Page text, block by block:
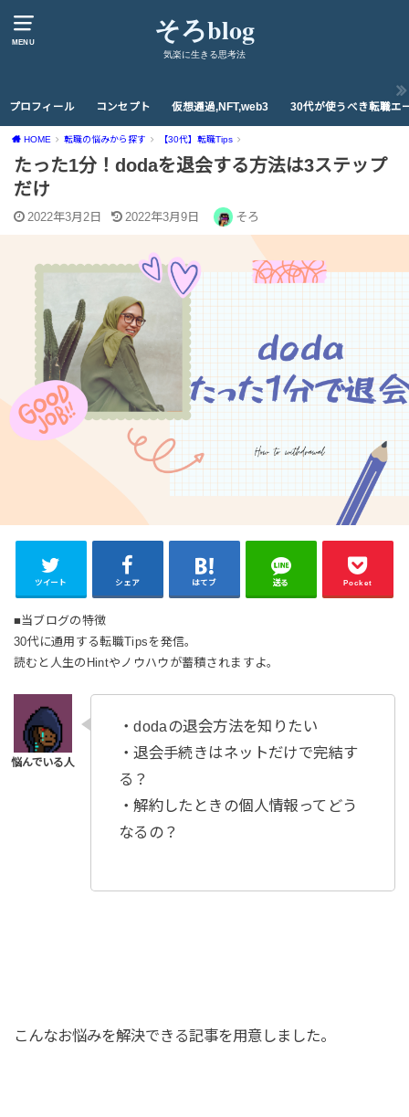
MENU そろblog
気楽に生きる思考法
プロフィール コンセプト 仮想通過,NFT,web3 30代が使うべき転職エ
HOME 転職の悩みから探す 【30代】転職Tips
たった1分！dodaを退会する方法は3ステップ
だけ
2022年3月2日 2022年3月9日 そろ
ツイート シェア はてブ 送る Pocket
■当ブログの特徴
30代に通用する転職Tipsを発信。
読むと人生のHintやノウハウが蓄積されますよ。
・dodaの退会方法を知りたい
・退会手続きはネットだけで完結す
る？
・解約したときの個人情報ってどう
なるの？
こんなお悩みを解決できる記事を用意しました。